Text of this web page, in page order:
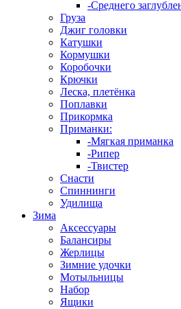
-Среднего
Груза
Джиг головки
Катушки
Кормушки
Коробочки
Крючки
Леска, плетёнка
Поплавки
Прикормка
Приманки:
-Мягкая приманка
-Рипер
-Твистер
Снасти
Спиннинги
Удилища
Зима
Аксессуары
Балансиры
Жерлицы
Зимние удочки
Мотыльницы
Набор
Ящики